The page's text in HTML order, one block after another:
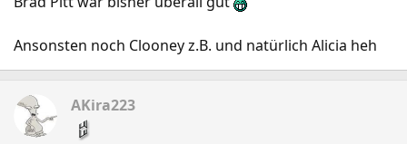
Ansonsten noch Clooney z.B. und natürlich Alicia heh
AKira223